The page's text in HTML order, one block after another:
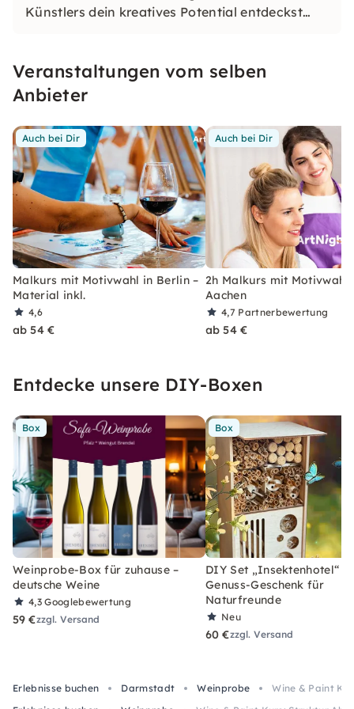
Künstlers dein kreatives Potential entdeckst
jedermann, ob Anfänger oder Fortgeschrittener.
Veranstaltungen vom selben
Anbieter
Auch bei Dir
Malkurs mit Motivwahl in Berlin –
Material inkl.
4,6
ab 54 €
Auch bei Dir
2h Malkurs mit Motivwahl
Aachen
4,7 Partnerbewertung
ab 54 €
Entdecke unsere DIY-Boxen
Box
Weinprobe-Box für zuhause –
deutsche Weine
4,3Googlebewertung
59 €zzgl. Versand
Box
DIY Set „Insektenhotel“ –
Genuss-Geschenk für
Naturfreunde
Neu
60 €zzgl. Versand
Erlebnisse buchen Darmstadt Weinprobe
Wine & Paint